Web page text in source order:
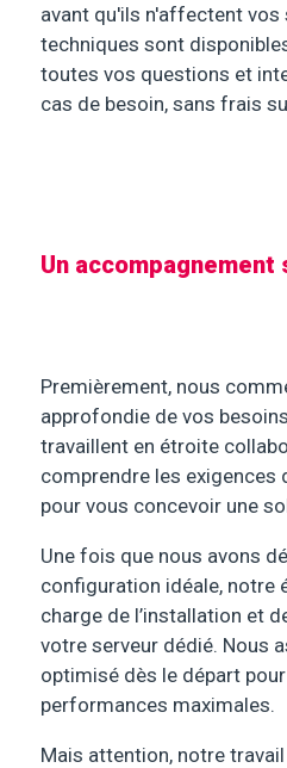
avant qu'ils n'affectent vos
techniques sont
toutes vos questions et
cas de besoin, sans frais
Un accompagnement
Premièrement, nous
approfondie de vos
travaillent en étroite
comprendre les exigences
pour vous concevoir une
Une fois que nous avons
configuration idéale, notre
charge de l’installation et
votre serveur dédié. Nous
optimisé dès le départ
performances maximales.
Mais attention, notre